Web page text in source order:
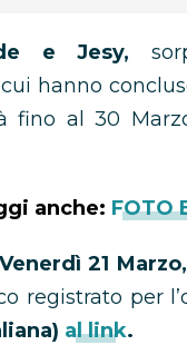
e Jesy,
hanno
fino al 30
anche: FOTO
Venerdì 21 Marzo,
registrato per
al link.